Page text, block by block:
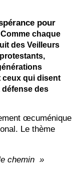
pour
Comme chaque
des Veilleurs
ceux qui disent
défense des
œcuménique
Le thème
chemin »